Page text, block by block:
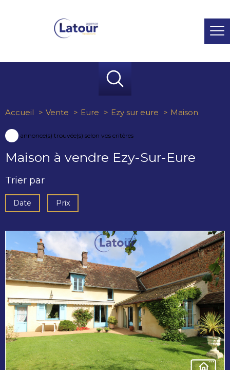
Accueil Vente Eure Ezy sur eure Maison
annonce(s) trouvée(s) selon vos critères
Maison à vendre Ezy-Sur-Eure
Trier par
Date Prix
voir le
bien